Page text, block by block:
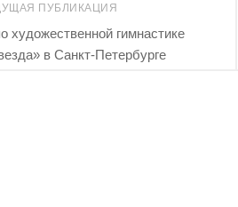
ПУБЛИКАЦИЯ
художественной гимнастике
в Санкт-Петербурге